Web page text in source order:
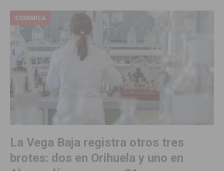
COMARCA
La Vega Baja registra otros tres
brotes: dos en Orihuela y uno en